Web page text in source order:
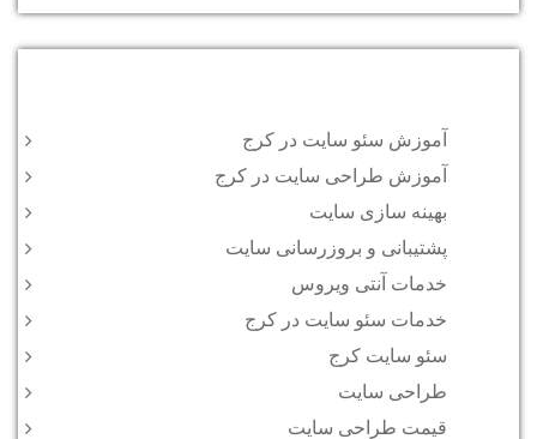
آموزش سئو سایت در کرج
آموزش طراحی سایت در کرج
بهینه سازی سایت
پشتیبانی و بروزرسانی سایت
خدمات آنتی ویروس
خدمات سئو سایت در کرج
سئو سایت کرج
طراحی سایت
قیمت طراحی سایت